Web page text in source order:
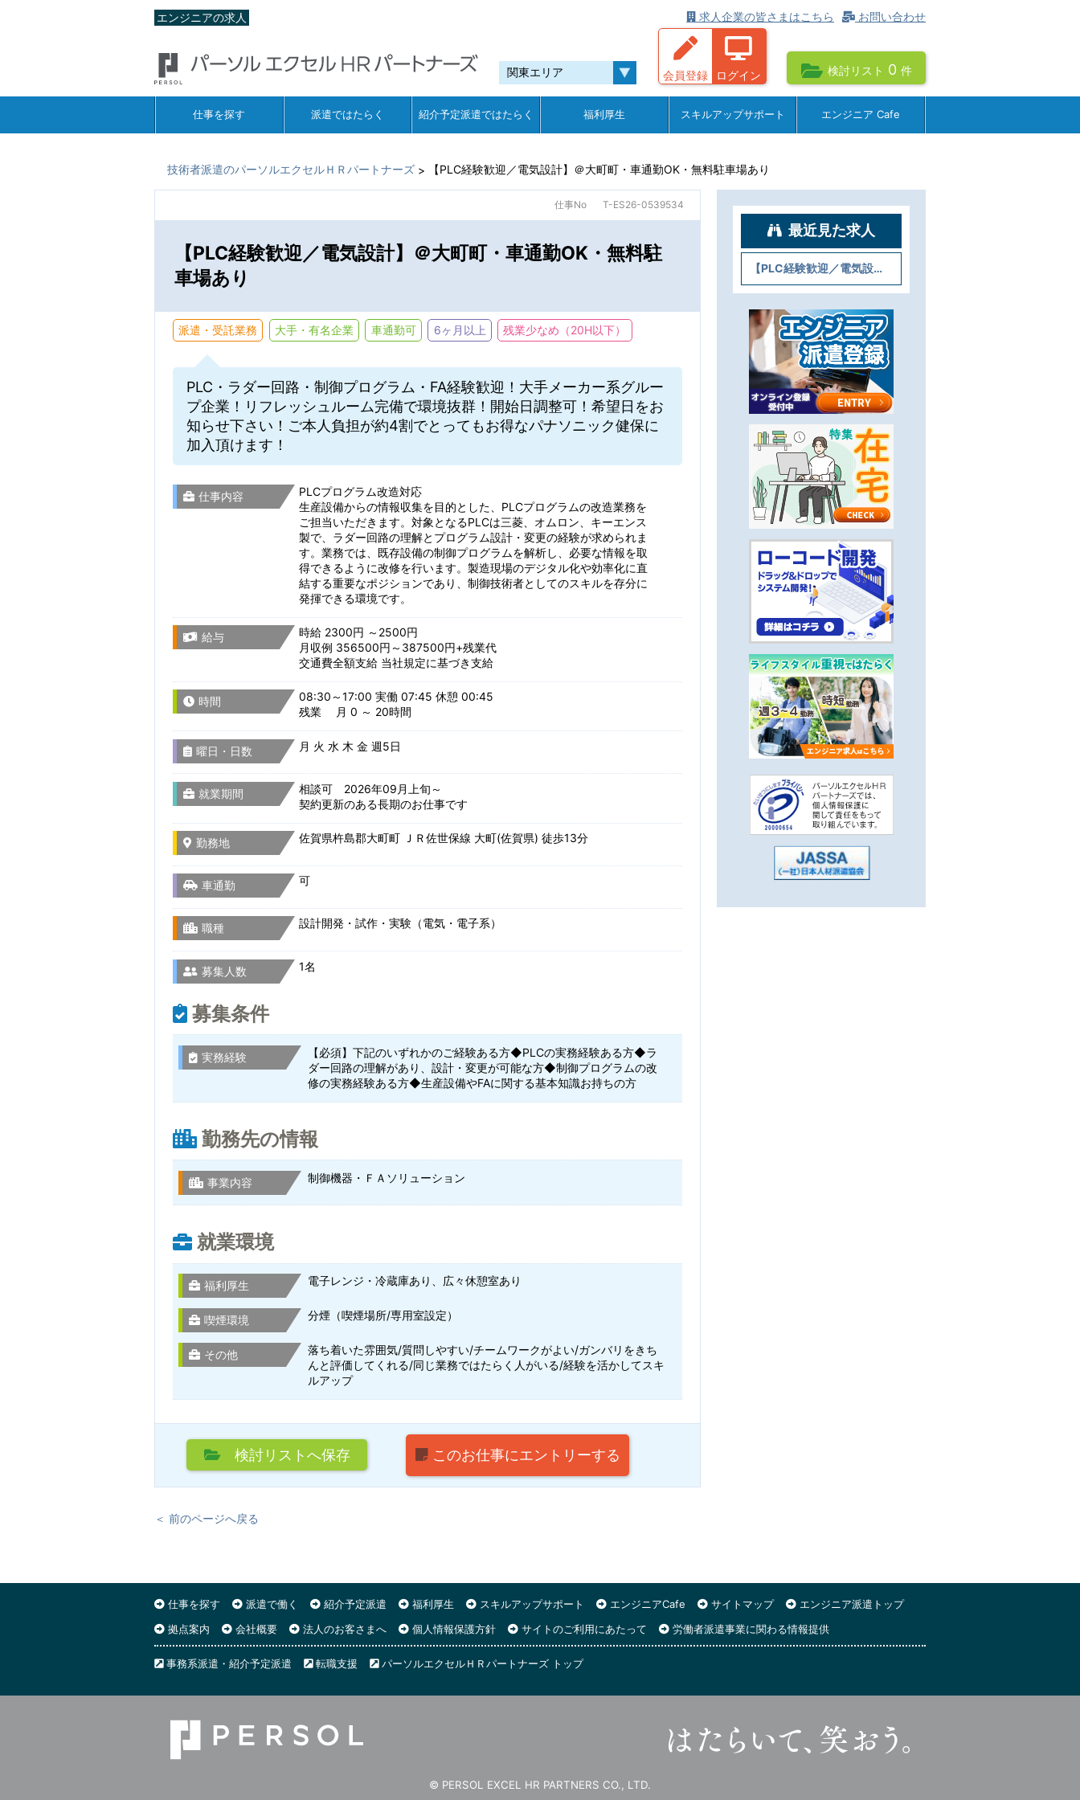
エンジニアの求人 お問い合わせ
求人企業の皆さまはこちら
会員登録 ログイン 検討リスト 0 件
仕事を探す 派遣ではたらく 紹介予定派遣ではたらく 福利厚生 スキルアップサポート エンジニア Cafe
技術者派遣のパーソルエクセルＨＲパートナーズ > 【PLC経験歓迎／電気設計】＠大町町・車通勤OK・無料駐車場あり
仕事No T-ES26-0539534
【PLC経験歓迎／電気設計】＠大町町・車通勤OK・無料駐
車場あり
派遣・受託業務 大手・有名企業 車通勤可 6ヶ月以上 残業少なめ（20H以下）
PLC・ラダー回路・制御プログラム・FA経験歓迎！大手メーカー系グルー
プ企業！リフレッシュルーム完備で環境抜群！開始日調整可！希望日をお
知らせ下さい！ご本人負担が約4割でとってもお得なパナソニック健保に
加入頂けます！
仕事内容
PLCプログラム改造対応
生産設備からの情報収集を目的とした、PLCプログラムの改造業務を
ご担当いただきます。対象となるPLCは三菱、オムロン、キーエンス
製で、ラダー回路の理解とプログラム設計・変更の経験が求められま
す。業務では、既存設備の制御プログラムを解析し、必要な情報を取
得できるように改修を行います。製造現場のデジタル化や効率化に直
結する重要なポジションであり、制御技術者としてのスキルを存分に
発揮できる環境です。
給与
時給 2300円 ～2500円
月収例 356500円～387500円+残業代
交通費全額支給 当社規定に基づき支給
時間
08:30～17:00 実働 07:45 休憩 00:45
残業 月 0 ～ 20時間
曜日・日数 月 火 水 木 金 週5日
就業期間
相談可 2026年09月上旬～
契約更新のある長期のお仕事です
勤務地 佐賀県杵島郡大町町 ＪＲ佐世保線 大町(佐賀県) 徒歩13分
車通勤 可
職種 設計開発・試作・実験（電気・電子系）
募集人数 1名
募集条件
実務経験
【必須】下記のいずれかのご経験ある方◆PLCの実務経験ある方◆ラ
ダー回路の理解があり、設計・変更が可能な方◆制御プログラムの改
修の実務経験ある方◆生産設備やFAに関する基本知識お持ちの方
勤務先の情報
事業内容 制御機器・ＦＡソリューション
就業環境
福利厚生 電子レンジ・冷蔵庫あり、広々休憩室あり
喫煙環境 分煙（喫煙場所/専用室設定）
その他
落ち着いた雰囲気/質問しやすい/チームワークがよい/ガンバリをきち
んと評価してくれる/同じ業務ではたらく人がいる/経験を活かしてスキ
ルアップ
検討リストへ保存 このお仕事にエントリーする
最近見た求人
【PLC経験歓迎／電気設計】＠大町町・車通勤OK・無料駐車場あり
＜ 前のページへ戻る
仕事を探す 派遣で働く 紹介予定派遣 福利厚生 スキルアップサポート エンジニアCafe サイトマップ
エンジニア派遣トップ
拠点案内
会社概要 法人のお客さまへ 個人情報保護方針 サイトのご利用にあたって 労働者派遣事業に関わる情報提供
事務系派遣・紹介予定派遣 転職支援 パーソルエクセルＨＲパートナーズ トップ
© PERSOL EXCEL HR PARTNERS CO., LTD.